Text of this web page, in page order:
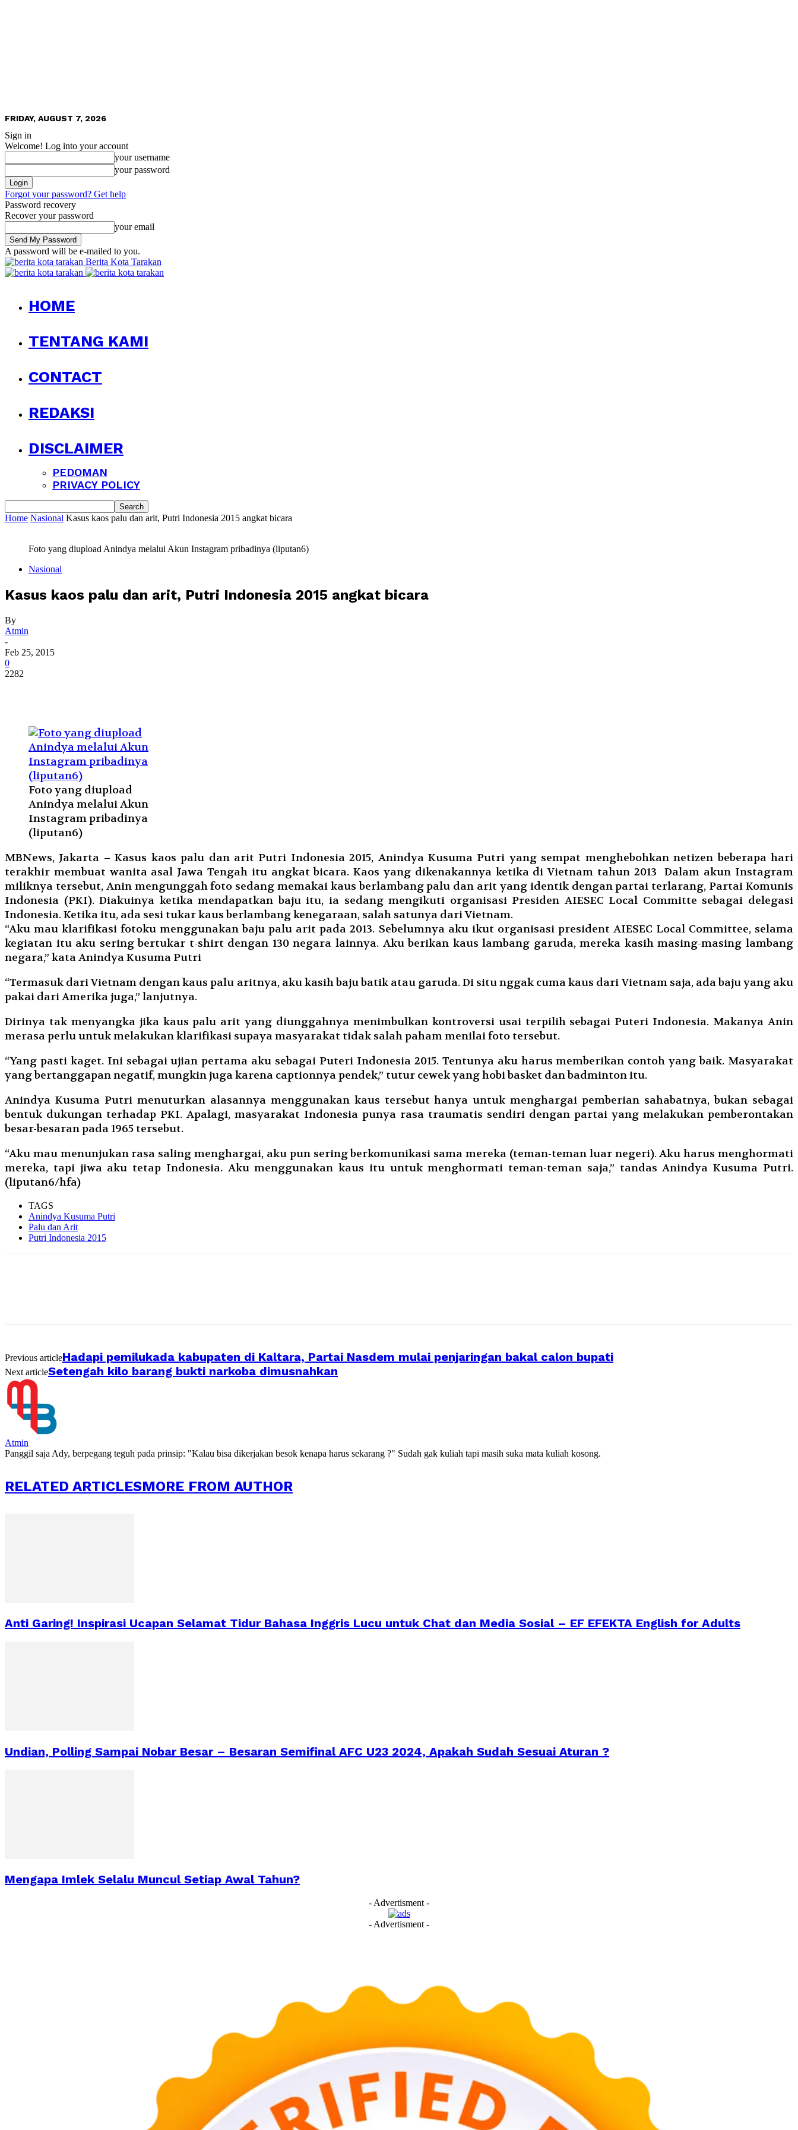
FRIDAY, AUGUST 7, 2026
Sign in
Welcome! Log into your account
your username
your password
Forgot your password? Get help
Password recovery
Recover your password
your email
A password will be e-mailed to you.
Berita Kota Tarakan
HOME
TENTANG KAMI
CONTACT
REDAKSI
DISCLAIMER
PEDOMAN
PRIVACY POLICY
Home Nasional Kasus kaos palu dan arit, Putri Indonesia 2015 angkat bicara
Foto yang diupload Anindya melalui Akun Instagram pribadinya (liputan6)
Nasional
Kasus kaos palu dan arit, Putri Indonesia 2015 angkat bicara
By
Atmin
-
Feb 25, 2015
0
2282
Foto yang diupload
Anindya melalui Akun
Instagram pribadinya
(liputan6)
MBNews, Jakarta – Kasus kaos palu dan arit Putri Indonesia 2015, Anindya Kusuma Putri yang sempat menghebohkan netizen beberapa hari
terakhir membuat wanita asal Jawa Tengah itu angkat bicara. Kaos yang dikenakannya ketika di Vietnam tahun 2013 Dalam akun Instagram
miliknya tersebut, Anin mengunggah foto sedang memakai kaus berlambang palu dan arit yang identik dengan partai terlarang, Partai Komunis
Indonesia (PKI). Diakuinya ketika mendapatkan baju itu, ia sedang mengikuti organisasi Presiden AIESEC Local Committe sebagai delegasi
Indonesia. Ketika itu, ada sesi tukar kaus berlambang kenegaraan, salah satunya dari Vietnam.
“Aku mau klarifikasi fotoku menggunakan baju palu arit pada 2013. Sebelumnya aku ikut organisasi president AIESEC Local Committee, selama
kegiatan itu aku sering bertukar t-shirt dengan 130 negara lainnya. Aku berikan kaus lambang garuda, mereka kasih masing-masing lambang
negara,” kata Anindya Kusuma Putri
“Termasuk dari Vietnam dengan kaus palu aritnya, aku kasih baju batik atau garuda. Di situ nggak cuma kaus dari Vietnam saja, ada baju yang aku
pakai dari Amerika juga,” lanjutnya.
Dirinya tak menyangka jika kaus palu arit yang diunggahnya menimbulkan kontroversi usai terpilih sebagai Puteri Indonesia. Makanya Anin
merasa perlu untuk melakukan klarifikasi supaya masyarakat tidak salah paham menilai foto tersebut.
“Yang pasti kaget. Ini sebagai ujian pertama aku sebagai Puteri Indonesia 2015. Tentunya aku harus memberikan contoh yang baik. Masyarakat
yang bertanggapan negatif, mungkin juga karena captionnya pendek,” tutur cewek yang hobi basket dan badminton itu.
Anindya Kusuma Putri menuturkan alasannya menggunakan kaus tersebut hanya untuk menghargai pemberian sahabatnya, bukan sebagai
bentuk dukungan terhadap PKI. Apalagi, masyarakat Indonesia punya rasa traumatis sendiri dengan partai yang melakukan pemberontakan
besar-besaran pada 1965 tersebut.
“Aku mau menunjukan rasa saling menghargai, aku pun sering berkomunikasi sama mereka (teman-teman luar negeri). Aku harus menghormati
mereka, tapi jiwa aku tetap Indonesia. Aku menggunakan kaus itu untuk menghormati teman-teman saja,” tandas Anindya Kusuma Putri.
(liputan6/hfa)
TAGS
Anindya Kusuma Putri
Palu dan Arit
Putri Indonesia 2015
Previous articleHadapi pemilukada kabupaten di Kaltara, Partai Nasdem mulai penjaringan bakal calon bupati
Next articleSetengah kilo barang bukti narkoba dimusnahkan
Atmin
Panggil saja Ady, berpegang teguh pada prinsip: "Kalau bisa dikerjakan besok kenapa harus sekarang ?" Sudah gak kuliah tapi masih suka mata kuliah kosong.
RELATED ARTICLESMORE FROM AUTHOR
Anti Garing! Inspirasi Ucapan Selamat Tidur Bahasa Inggris Lucu untuk Chat dan Media Sosial – EF EFEKTA English for Adults
Undian, Polling Sampai Nobar Besar – Besaran Semifinal AFC U23 2024, Apakah Sudah Sesuai Aturan ?
Mengapa Imlek Selalu Muncul Setiap Awal Tahun?
- Advertisment -
- Advertisment -